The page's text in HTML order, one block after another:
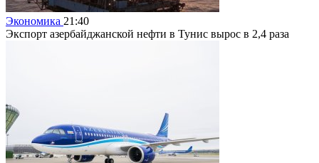
Экономика 21:40
Экспорт азербайджанской нефти в Тунис вырос в 2,4 раза